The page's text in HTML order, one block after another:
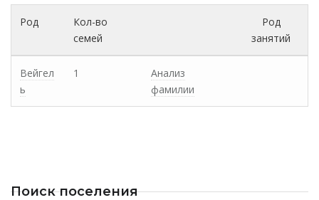
Род
Кол-во
семей
Род
занятий
Вейгел
ь
1
Анализ
фамилии
Поиск поселения